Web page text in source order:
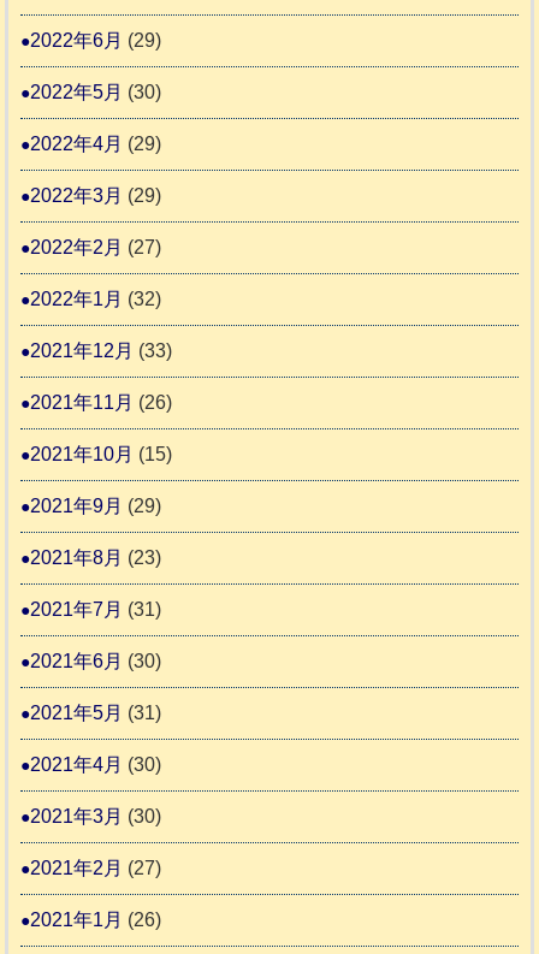
2022年6月 (29)
2022年5月 (30)
2022年4月 (29)
2022年3月 (29)
2022年2月 (27)
2022年1月 (32)
2021年12月 (33)
2021年11月 (26)
2021年10月 (15)
2021年9月 (29)
2021年8月 (23)
2021年7月 (31)
2021年6月 (30)
2021年5月 (31)
2021年4月 (30)
2021年3月 (30)
2021年2月 (27)
2021年1月 (26)